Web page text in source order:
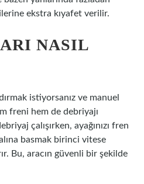
ekstra kıyafet verilir.
NASIL
istiyorsanız ve manuel
freni hem de debriyajı
çalışırken, ayağınızı fren
basmak birinci vitese
Bu, aracın güvenli bir şekilde